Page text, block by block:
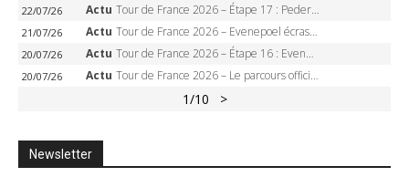
22/07/26 Actu Tour de France 2026 – Étape 17 : Pedersen peut-il verrouiller le maillot vert à Voiron ?
21/07/26 Actu Tour de France 2026 – Evenepoel écrase le chrono d’Évian, Seixas 4e, Lipowitz abandonne
20/07/26 Actu Tour de France 2026 – Étape 16 : Evenepoel, Pogacar, Ganna… qui domptera le chrono d’Évian pour redessiner le podium ?
20/07/26 Actu Tour de France 2026 – Le parcours officiel complet : 21 étapes, profils, carte et dates
1/10 >
Newsletter